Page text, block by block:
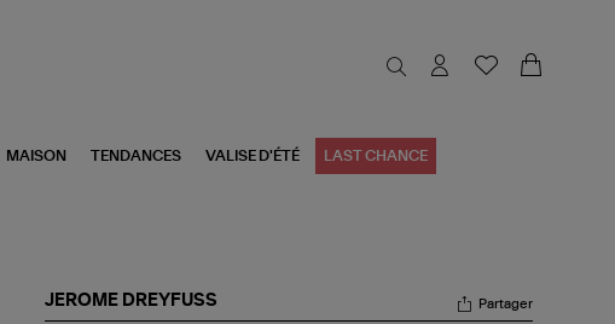
MAISON TENDANCES VALISE D'ÉTÉ LAST CHANCE
JEROME DREYFUSS Partager